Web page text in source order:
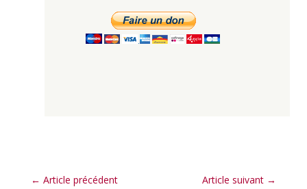
← Article précédent Article suivant →